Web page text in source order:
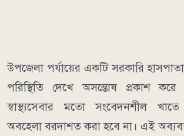
উপজেলা পর্যায়ের একটি সরকারি
পরিস্থিতি দেখে অসন্তোষ প্রকাশ করে
স্বাস্থ্যসেবার মতো সংবেদনশীল
অবহেলা বরদাশত করা হবে না। এই